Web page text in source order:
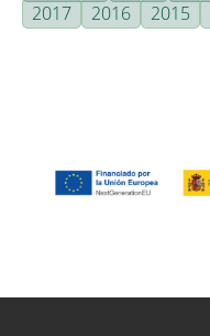
2017
2016 2015